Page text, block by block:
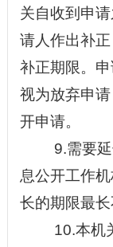
关自收到申
请人作出补
补正期限。
视为放弃申
开申请。
9.需要
息公开工作
长的期限最长
10.本机